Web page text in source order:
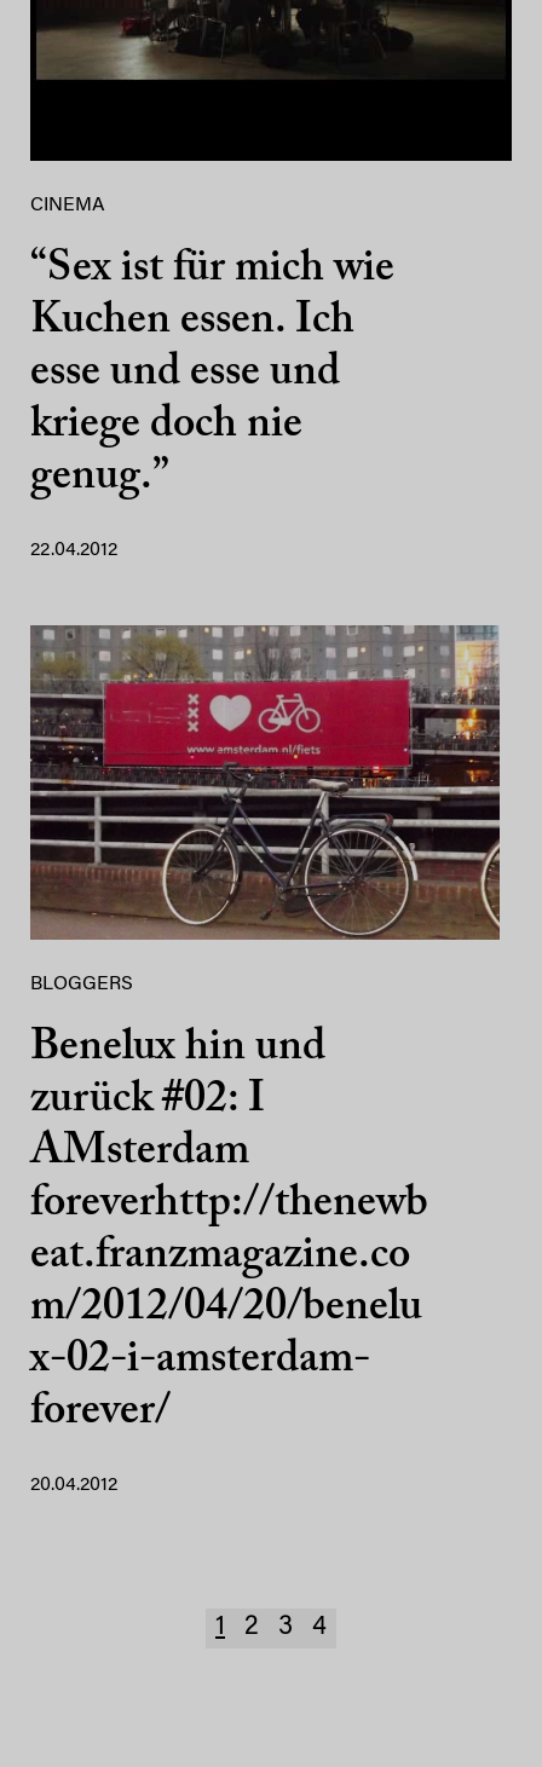
CINEMA
“Sex ist für mich wie
Kuchen essen. Ich
esse und esse und
kriege doch nie
genug.”
22.04.2012
BLOGGERS
Benelux hin und
zurück #02: I
AMsterdam
foreverhttp://thenewb
eat.franzmagazine.co
m/2012/04/20/benelu
x-02-i-amsterdam-
forever/
20.04.2012
1 2 3 4